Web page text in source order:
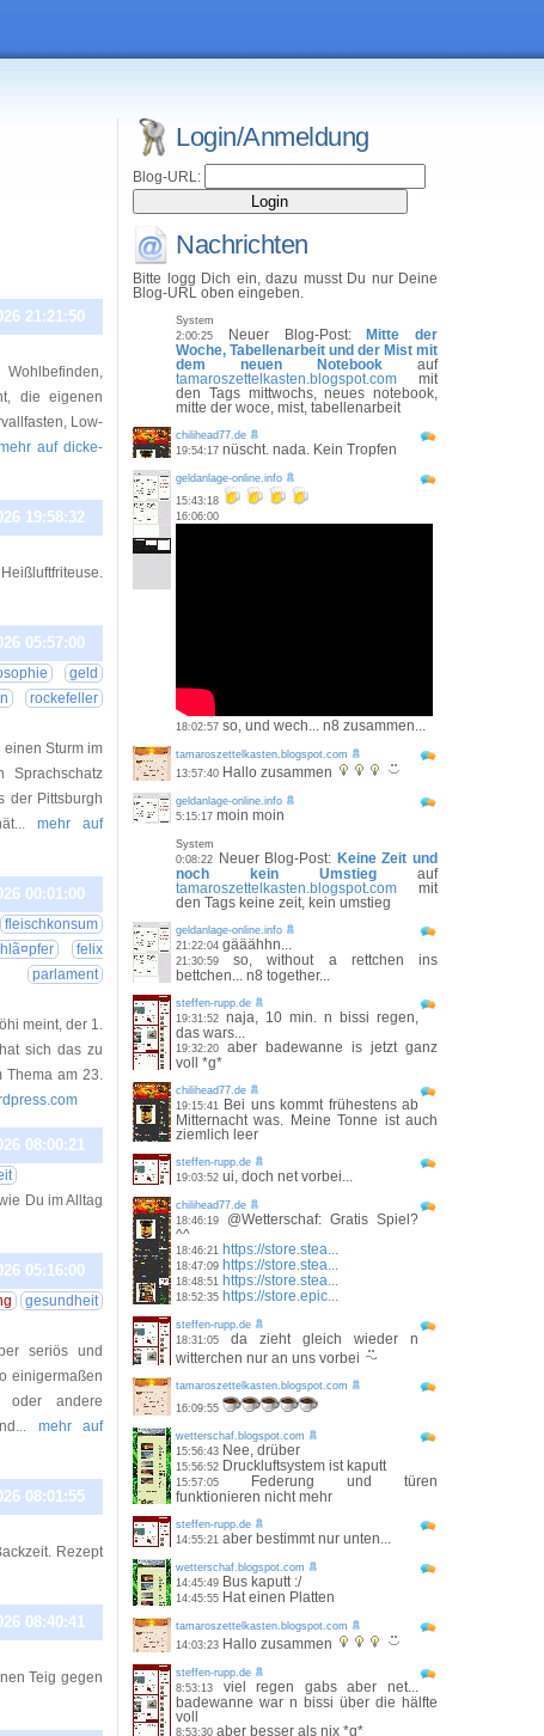
21:21:50
die eigenen
Low-
auf dicke-
19:58:32
05:57:00
geld
rockefeller
einen Sturm im
Sprachschatz
der Pittsburgh
... mehr auf
00:01:00
fleischkonsum
felix
parlament
meint, der 1.
sich das zu
Thema am 23.
08:00:21
Du im Alltag
05:16:00
gesundheit
seriös und
einigermaßen
oder andere
... mehr auf
08:01:55
Rezept
08:40:41
Teig gegen
Login/Anmeldung
Blog-URL:
Nachrichten
Bitte logg Dich ein, dazu musst Du nur Deine
Blog-URL oben eingeben.
System
2:00:25
Neuer Blog-Post:
Mitte der
Woche, Tabellenarbeit und der Mist mit
dem neuen Notebook auf
tamaroszettelkasten.blogspot.com mit
den Tags mittwochs, neues notebook,
mitte der woce, mist, tabellenarbeit
chilihead77.de
19:54:17 nüscht. nada. Kein Tropfen
geldanlage-online.info
15:43:18
16:06:00
18:02:57 so, und wech... n8 zusammen...
tamaroszettelkasten.blogspot.com
13:57:40 Hallo zusammen
geldanlage-online.info
5:15:17 moin moin
System
0:08:22
Neuer Blog-Post: Keine Zeit und
noch kein Umstieg auf
tamaroszettelkasten.blogspot.com mit
den Tags keine zeit, kein umstieg
geldanlage-online.info
21:22:04 gääähhn...
21:30:59so, without a rettchen ins
bettchen... n8 together...
steffen-rupp.de
19:31:52 naja, 10 min. n bissi regen,
das wars...
19:32:20 aber badewanne is jetzt ganz
voll *g*
chilihead77.de
19:15:41 Bei uns kommt frühestens ab
Mitternacht was. Meine Tonne ist auch
ziemlich leer
steffen-rupp.de
19:03:52 ui, doch net vorbei...
chilihead77.de
18:46:19 @Wetterschaf: Gratis Spiel?
^^
18:46:21 https://store.stea...
18:47:09 https://store.stea...
18:48:51 https://store.stea...
18:52:35 https://store.epic...
steffen-rupp.de
18:31:05 da zieht gleich wieder n
witterchen nur an uns vorbei
tamaroszettelkasten.blogspot.com
16:09:55
wetterschaf.blogspot.com
15:56:43 Nee, drüber
15:56:52 Druckluftsystem ist kaputt
15:57:05
Federung und türen
funktionieren nicht mehr
steffen-rupp.de
14:55:21 aber bestimmt nur unten...
wetterschaf.blogspot.com
14:45:49 Bus kaputt :/
14:45:55 Hat einen Platten
tamaroszettelkasten.blogspot.com
14:03:23 Hallo zusammen
steffen-rupp.de
8:53:13 viel regen gabs aber net...
badewanne war n bissi über die hälfte
voll
8:53:30 aber besser als nix *g*